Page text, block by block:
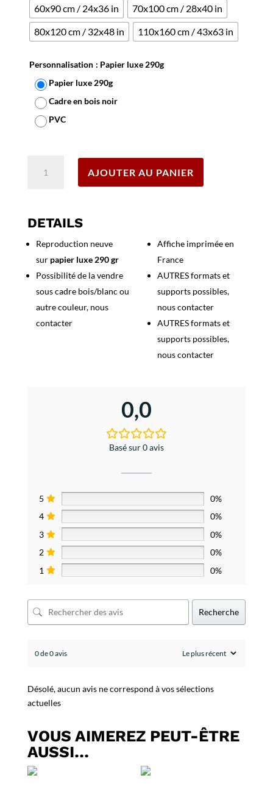
60x90 cm / 24x36 in
70x100 cm / 28x40 in
80x120 cm / 32x48 in
110x160 cm / 43x63 in
Personnalisation : Papier luxe 290g
Papier luxe 290g
Cadre en bois noir
PVC
Collas
AJOUTER AU PANIER
DETAILS
Reproduction neuve
sur papier luxe 290 gr
Possibilité de la vendre
sous cadre bois/blanc ou
autre couleur, nous
contacter
Affiche imprimée en
France
AUTRES formats et
supports possibles,
nous contacter
AUTRES formats et
supports possibles,
nous contacter
0,0
Basé sur 0 avis
5
0%
4
0%
3
0%
2
0%
1
0%
Recherche
0 de 0 avis
Désolé, aucun avis ne correspond à vos sélections
actuelles
VOUS AIMEREZ PEUT-ÊTRE
AUSSI…